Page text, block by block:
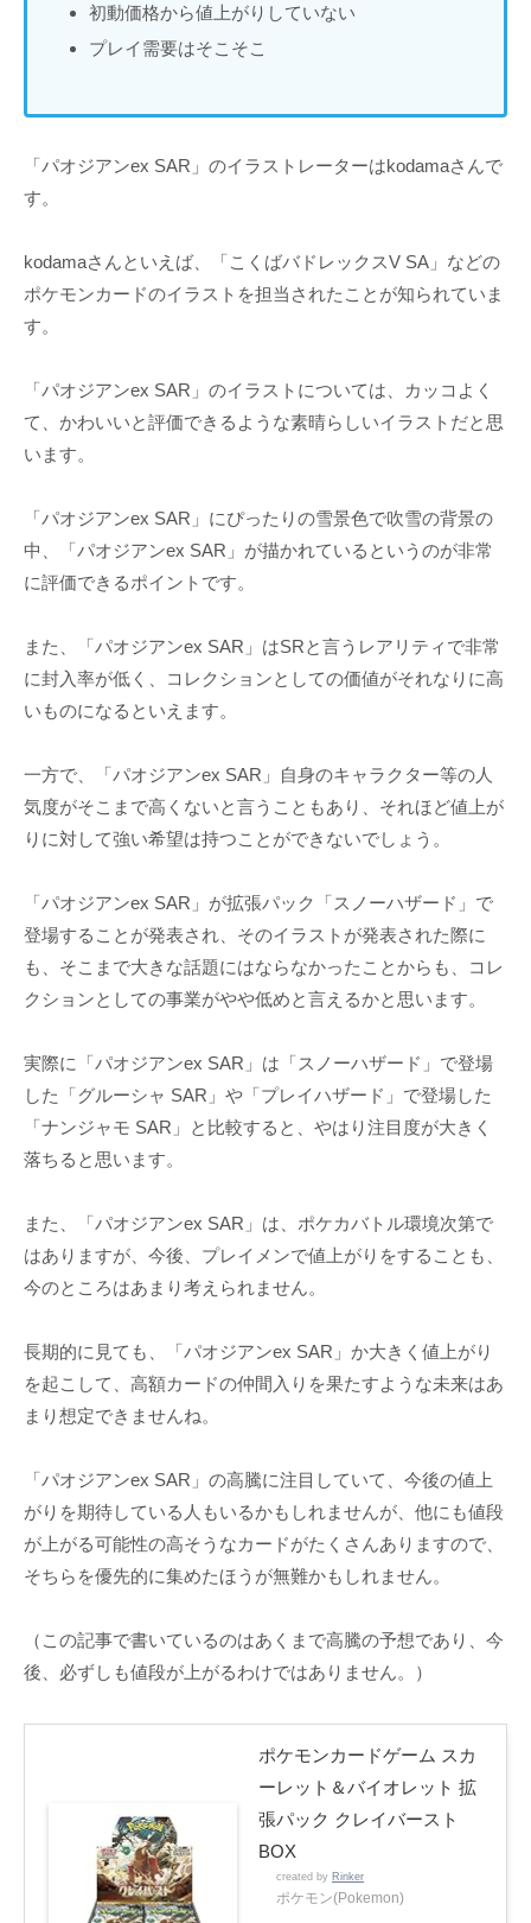
初動価格から値上がりしていない
プレイ需要はそこそこ
「パオジアンex SAR」のイラストレーターはkodamaさんで
す。
kodamaさんといえば、「こくばバドレックスV SA」などの
ポケモンカードのイラストを担当されたことが知られていま
す。
「パオジアンex SAR」のイラストについては、カッコよく
て、かわいいと評価できるような素晴らしいイラストだと思
います。
「パオジアンex SAR」にぴったりの雪景色で吹雪の背景の
中、「パオジアンex SAR」が描かれているというのが非常
に評価できるポイントです。
また、「パオジアンex SAR」はSRと言うレアリティで非常
に封入率が低く、コレクションとしての価値がそれなりに高
いものになるといえます。
一方で、「パオジアンex SAR」自身のキャラクター等の人
気度がそこまで高くないと言うこともあり、それほど値上が
りに対して強い希望は持つことができないでしょう。
「パオジアンex SAR」が拡張パック「スノーハザード」で
登場することが発表され、そのイラストが発表された際に
も、そこまで大きな話題にはならなかったことからも、コレ
クションとしての事業がやや低めと言えるかと思います。
実際に「パオジアンex SAR」は「スノーハザード」で登場
した「グルーシャ SAR」や「プレイハザード」で登場した
「ナンジャモ SAR」と比較すると、やはり注目度が大きく
落ちると思います。
また、「パオジアンex SAR」は、ポケカバトル環境次第で
はありますが、今後、プレイメンで値上がりをすることも、
今のところはあまり考えられません。
長期的に見ても、「パオジアンex SAR」か大きく値上がり
を起こして、高額カードの仲間入りを果たすような未来はあ
まり想定できませんね。
「パオジアンex SAR」の高騰に注目していて、今後の値上
がりを期待している人もいるかもしれませんが、他にも値段
が上がる可能性の高そうなカードがたくさんありますので、
そちらを優先的に集めたほうが無難かもしれません。
（この記事で書いているのはあくまで高騰の予想であり、今
後、必ずしも値段が上がるわけではありません。）
ポケモンカードゲーム スカ
ーレット＆バイオレット 拡
張パック クレイバースト
BOX
created by Rinker
ポケモン(Pokemon)